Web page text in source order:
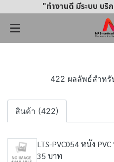
"ทำงานดี มีระบบ บริ
422 ผลลัพธ์สำหรั
สินค้า (422)
LTS-PVC054 หนัง
35 บาท